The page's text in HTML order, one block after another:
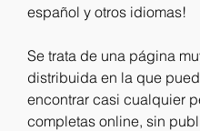
español y otros idiomas!
Se trata de una página
distribuida en la que
encontrar casi cualquier
completas online, sin